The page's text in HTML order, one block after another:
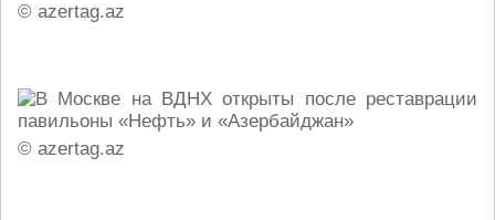
© azertag.az
© azertag.az